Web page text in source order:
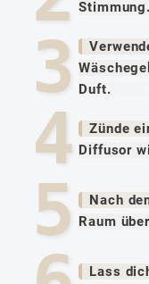
Stimmung.
Duft.
Zünde
Diffusor
Nach
Raum
Lass